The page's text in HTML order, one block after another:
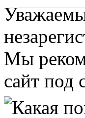
Мы
сайт под